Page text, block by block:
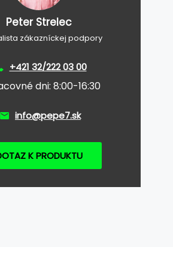
Peter Strelec
zákazníckej podpory
+421 32/222 03 00
dni: 8:00-16:30
info@pepe7.sk
K PRODUKTU